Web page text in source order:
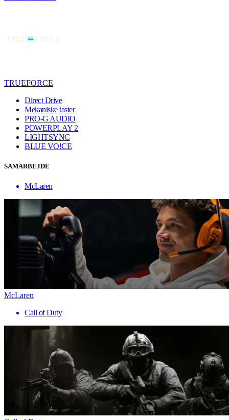
TRUEFORCE
Direct Drive
Mekaniske taster
PRO-G AUDIO
POWERPLAY 2
LIGHTSYNC
BLUE VO!CE
SAMARBEJDE
McLaren
McLaren
Call of Duty